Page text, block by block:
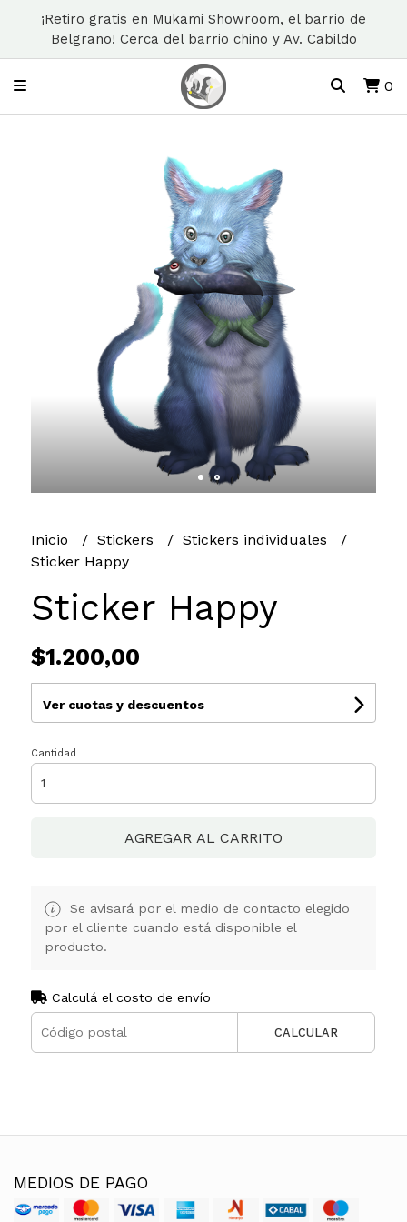
¡Retiro gratis en Mukami Showroom, el barrio de
Belgrano! Cerca del barrio chino y Av. Cabildo
0
Inicio Stickers
Stickers individuales
Sticker Happy
Sticker Happy
$1.200,00
Ver cuotas y descuentos
Cantidad
AGREGAR AL CARRITO
Se avisará por el medio de contacto elegido
por el cliente cuando está disponible el
producto.
Calculá el costo de envío
CALCULAR
MEDIOS DE PAGO